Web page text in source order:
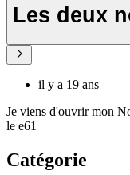
Les deux
il y a 19 ans
Je viens d'ouvrir mon
le e61
Catégorie